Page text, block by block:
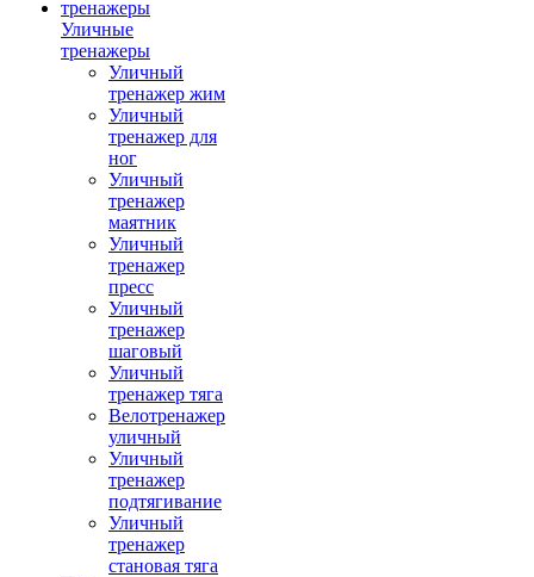
Уличные
тренажеры
Уличный
тренажер жим
Уличный
тренажер для
ног
Уличный
тренажер
маятник
Уличный
тренажер
пресс
Уличный
тренажер
шаговый
Уличный
тренажер тяга
Велотренажер
уличный
Уличный
тренажер
подтягивание
Уличный
тренажер
становая тяга